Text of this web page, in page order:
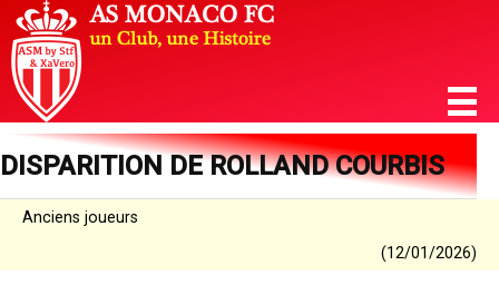
DISPARITION DE ROLLAND COURBIS
Anciens joueurs
(12/01/2026)